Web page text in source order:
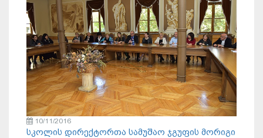
10/11/2016
სკოლის დირექტორთა სამუშაო ჯგუფის მორიგი